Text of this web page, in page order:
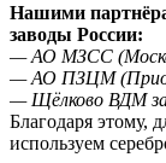
Нашими
заводы России:
— АО МЗСС
— АО ПЗЦМ
— Щёлково ВДМ
Благодаря этому,
используем